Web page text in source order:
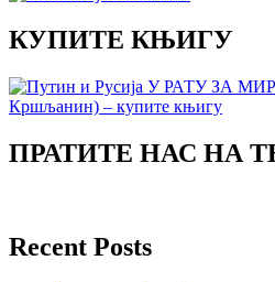
КУПИТЕ КЊИГУ
ПРАТИТЕ НАС НА
Recent Posts